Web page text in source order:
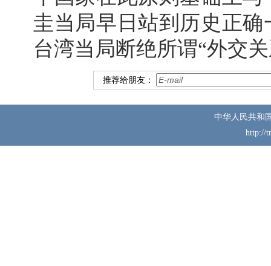
圭当局早日站到历史正
台湾当局断绝所谓“外交
推荐给朋友：
中华人民共和
http://